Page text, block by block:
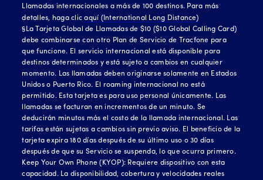
Llamadas internacionales a más de 100 destinos. Para más
detalles, haga clicaquí (International Long Distance)
§La Tarjeta Global de Llamadas de $10 ($10 Global Calling Card)
debe combinarse con otro Plan de Servicio de Tracfone para
que funcione. El servicio internacional está disponible para
destinos determinados y está sujeto a cambios en cualquier
momento. Las llamadas deben originarse solamente en Estados
Unidos o Puerto Rico. El roaming internacional no está
permitido. Esta tarjeta es para uso personal únicamente. Las
llamadas se facturan en incrementos de un minuto. Se
deducirán minutos más el costo de la llamada internacional. Las
tarifas están sujetas a cambios sin previo aviso. El beneficio de la
tarjeta expira 180 días después de su último uso o 30 días
después de que su Servicio se suspenda, lo que ocurra primero.
Keep Your Own Phone (KYOP): Requiere dispositivo con esta
capacidad. La disponibilidad, cobertura y velocidades reales